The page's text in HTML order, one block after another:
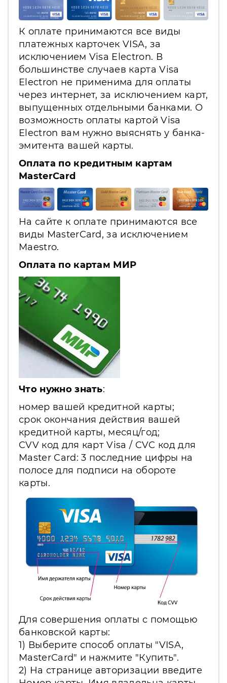
К оплате принимаются все виды
платежных карточек VISA, за
исключением Visa Electron. В
большинстве случаев карта Visa
Electron не применима для оплаты
через интернет, за исключением карт,
выпущенных отдельными банками. О
возможность оплаты картой Visa
Electron вам нужно выяснять у банка-
эмитента вашей карты.
Оплата по кредитным картам
MasterCard
На сайте к оплате принимаются все
виды MasterCard, за исключением
Maestro.
Оплата по картам МИР
Что нужно знать:
номер вашей кредитной карты;
срок окончания действия вашей
кредитной карты, месяц/год;
CVV код для карт Visa / CVC код для
Master Card: 3 последние цифры на
полосе для подписи на обороте
карты.
Для совершения оплаты с помощью
банковской карты:
1) Выберите способ оплаты "VISA,
MasterCard" и нажмите "Купить".
2) На странице авторизации введите